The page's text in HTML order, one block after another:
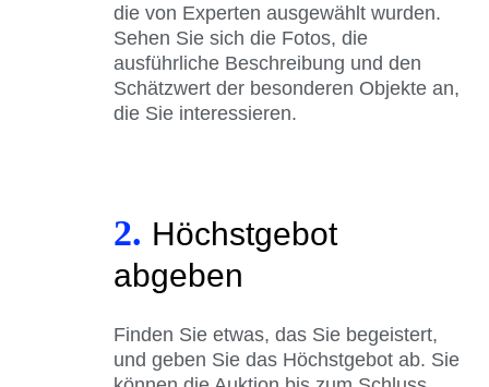
die von Experten ausgewählt wurden.
Sehen Sie sich die Fotos, die
ausführliche Beschreibung und den
Schätzwert der besonderen Objekte an,
die Sie interessieren.
2. Höchstgebot
abgeben
Finden Sie etwas, das Sie begeistert,
und geben Sie das Höchstgebot ab. Sie